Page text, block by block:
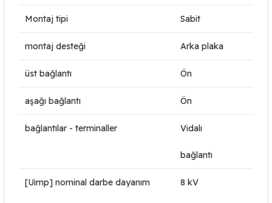
Montaj tipi Sabit
montaj desteği Arka plaka
üst bağlantı Ön
aşağı bağlantı Ön
bağlantılar - terminaller Vidalı
bağlantı
[Uimp] nominal darbe dayanım 8 kV